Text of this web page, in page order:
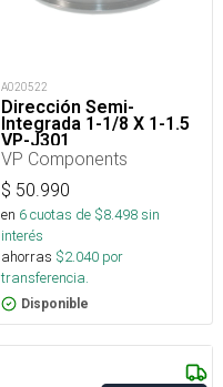
A020522
Dirección Semi-
Integrada 1-1/8 X 1-1.5
VP-J301
VP Components
$ 50.990
en 6cuotas de $8.498sin
interés
ahorras $2.040 por
transferencia.
Disponible